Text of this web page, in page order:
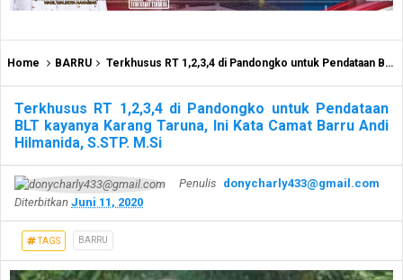
Home BARRU Terkhusus RT 1,2,3,4 di Pandongko untuk Pendataan BLT kayanya Karang Taruna, Ini Kata Camat Barru Andi Hilmanida, S.STP. M.Si
Terkhusus RT 1,2,3,4 di Pandongko untuk Pendataan
BLT kayanya Karang Taruna, Ini Kata Camat Barru Andi
Hilmanida, S.STP. M.Si
Penulis donycharly433@gmail.com
Diterbitkan Juni 11, 2020
TAGS BARRU